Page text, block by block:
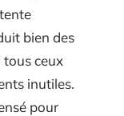
bien des
tous ceux
inutiles.
pour